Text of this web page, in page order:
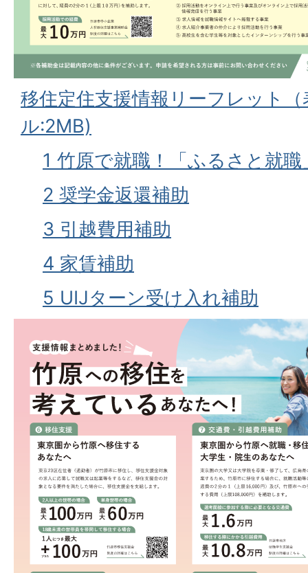
移住定住支援情報リーフレット
ル:2MB)
1 竹原で就職！「ふるさと就職
2 奨学金返還補助
3 引越費用補助
4 家賃補助
5 UIJターン受け入れ補助